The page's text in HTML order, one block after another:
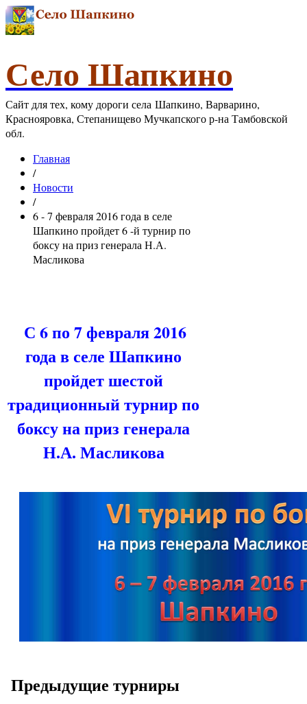
Село Шапкино
Сайт для тех, кому дороги села Шапкино, Варварино,
Краснояровка, Степанищево Мучкапского р-на Тамбовской
обл.
Главная
/
Новости
/
6 - 7 февраля 2016 года в селе
Шапкино пройдет 6 -й турнир по
боксу на приз генерала Н.А.
Масликова
С6по 7 февраля 2016
года в селе Шапкино
пройдет шестой
традиционный турнир по
боксу на приз генерала
Н.А. Масликова
Предыдущие турниры